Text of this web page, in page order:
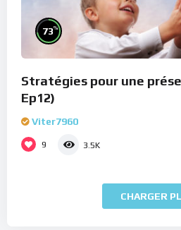
73%
Stratégies pour une
Ep12)
Viter7960
9 3.5K
CHARGER